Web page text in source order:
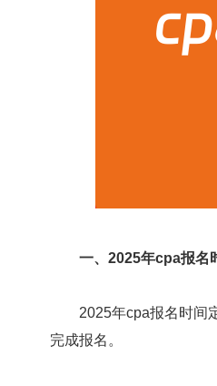
一、2025年cpa报名
2025年cpa报名时间定
完成报名。